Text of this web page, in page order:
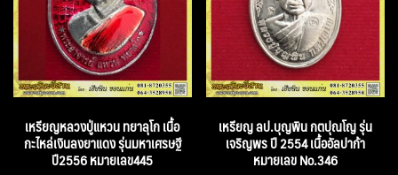
เหรียญหลวงปู่แหวน ทยาลุโก เนื้อ
กะไหล่เงินลงยาแดง รุ่นมหาเศรษฐี
ปี2556 หมายเลข445
เหรียญ ลป.บุญพิน กตปุณโญ รุ่น
เจริญพร ปี 2554 เนื้ออัลปาก้า
หมายเลข No.346